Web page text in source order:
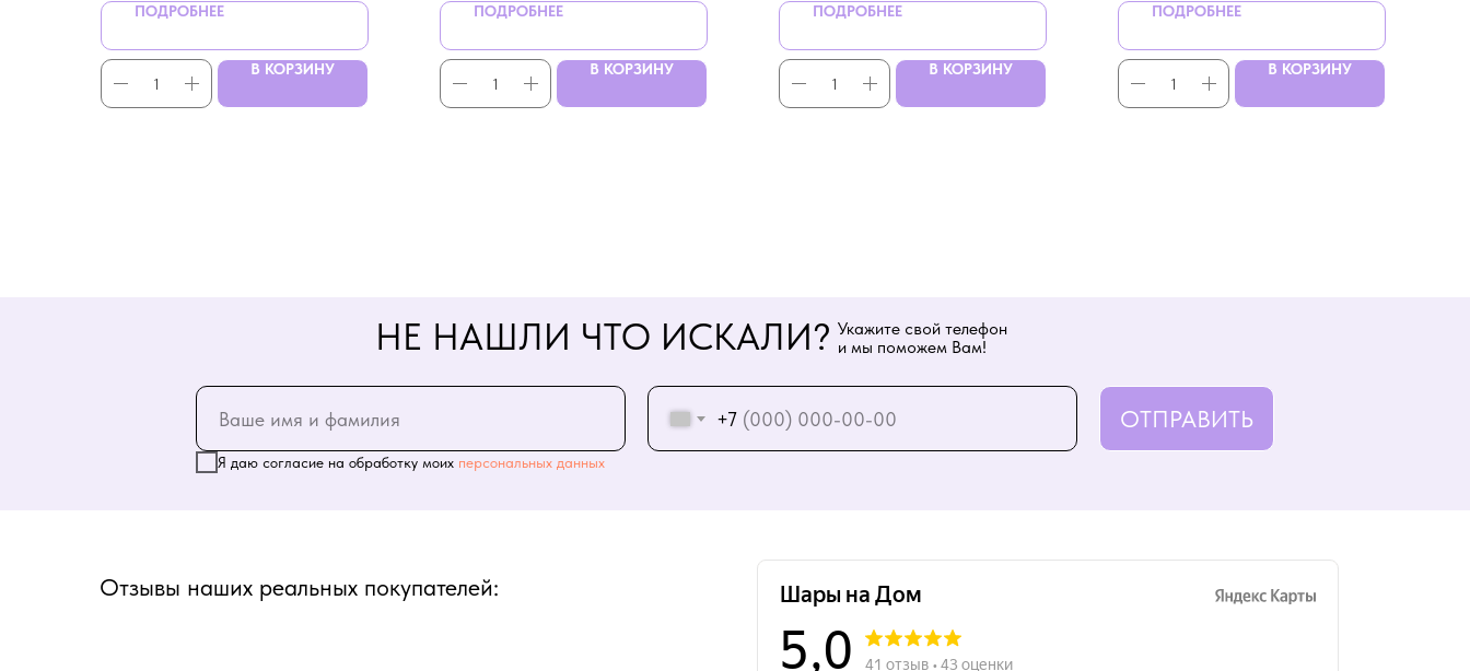
ПОДРОБНЕЕ
В КОРЗИНУ
ПОДРОБНЕЕ
В КОРЗИНУ
ПОДРОБНЕЕ
В КОРЗИНУ
ПОДРОБНЕЕ
В КОРЗИНУ
+7
Я даю согласие на обработку моих персональных данных
ОТПРАВИТЬ
НЕ НАШЛИ ЧТО ИСКАЛИ? Укажите свой телефон
и мы поможем Вам!
Отзывы наших реальных покупателей: